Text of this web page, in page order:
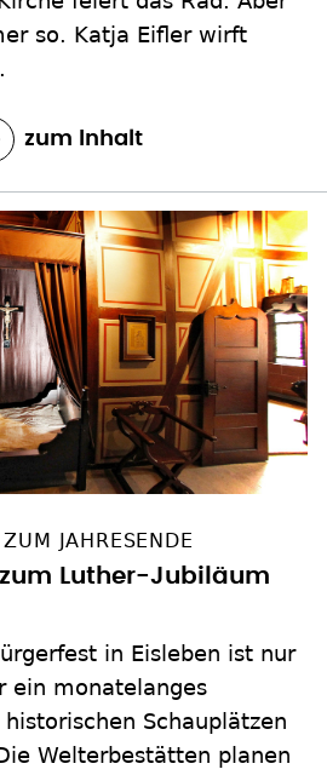
so. Katja Eifler wirft
zum Inhalt
JAHRESENDE
Luther-Jubiläum
in Eisleben ist nur
ein monatelanges
Schauplätzen
Welterbestätten planen